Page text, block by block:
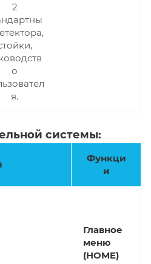
2
о
я.
системы:
Функци
и
Главное
меню
(HOME)